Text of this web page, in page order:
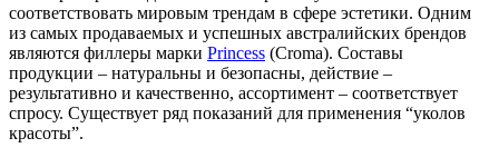
соответствовать мировым трендам в сфере эстетики. Одним
из самых продаваемых и успешных австралийских брендов
являются филлеры марки Princess (Croma). Составы
продукции – натуральны и безопасны, действие –
результативно и качественно, ассортимент – соответствует
спросу. Существует ряд показаний для применения “уколов
красоты”.